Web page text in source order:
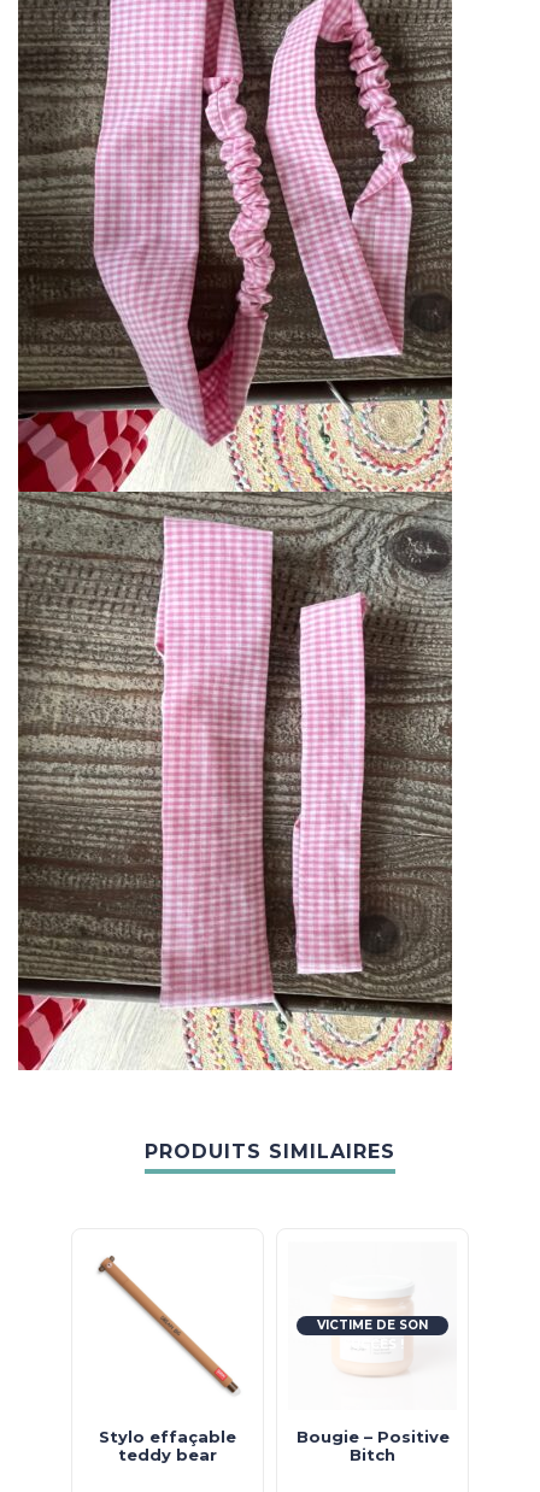
PRODUITS SIMILAIRES
Stylo effaçable
teddy bear
VICTIME DE SON
SUCCÈS !
Bougie – Positive
Bitch